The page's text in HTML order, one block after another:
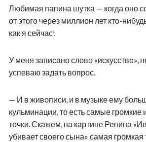
Любимая папина шутка — когда оно
от этого через миллион лет кто-
как я сейчас!
У меня записано слово «искусство»,
успеваю задать вопрос.
— И в живописи, и в музыке ему
кульминации, то есть самые громкие
точки. Скажем, на картине Репина
убивает своего сына» самая громкая